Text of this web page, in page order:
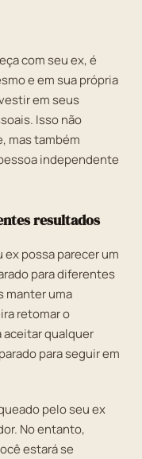
com seu ex, é
e em sua própria
em seus
Isso não
mas também
independente
resultados
possa parecer um
para diferentes
manter uma
retomar o
aceitar qualquer
para seguir em
pelo seu ex
No entanto,
estará se